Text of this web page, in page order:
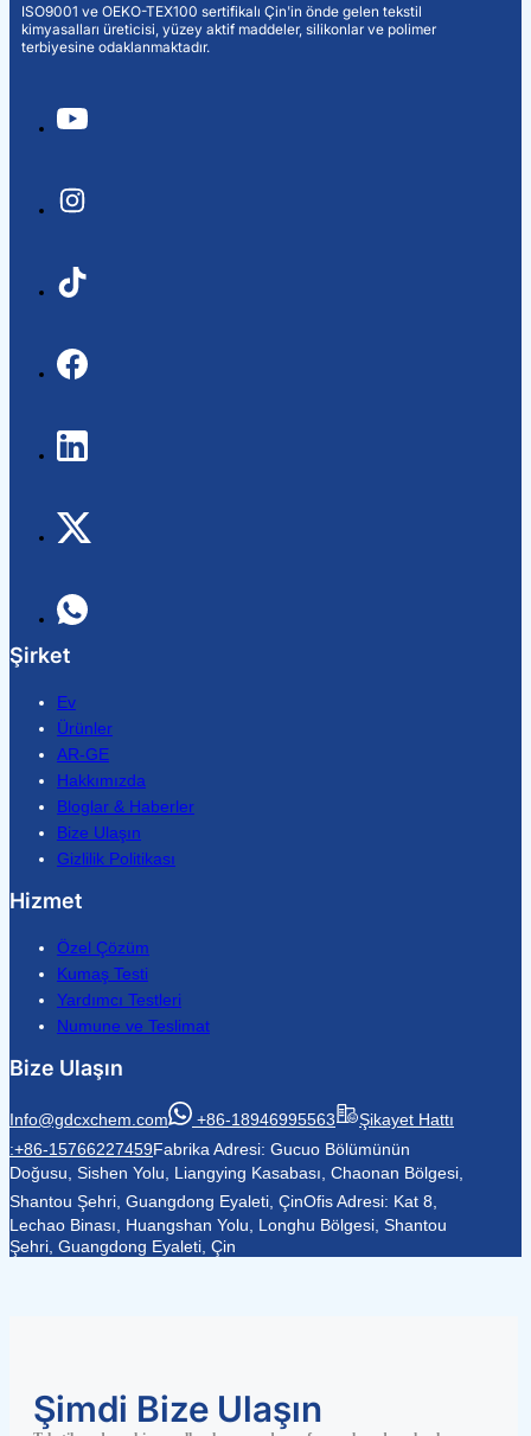
ISO9001 ve OEKO-TEX100 sertifikalı Çin'in önde gelen tekstil
kimyasalları üreticisi, yüzey aktif maddeler, silikonlar ve polimer
terbiyesine odaklanmaktadır.
Şirket
Ev
Ürünler
AR-GE
Hakkımızda
Bloglar & Haberler
Bize Ulaşın
Gizlilik Politikası
Hizmet
Özel Çözüm
Kumaş Testi
Yardımcı Testleri
Numune ve Teslimat
Bize Ulaşın
Info@gdcxchem.com +86-18946995563
Şikayet Hattı
:+86-15766227459Fabrika Adresi: Gucuo Bölümünün
Doğusu, Sishen Yolu, Liangying Kasabası, Chaonan Bölgesi,
Shantou Şehri, Guangdong Eyaleti, ÇinOfis Adresi: Kat 8,
Lechao Binası, Huangshan Yolu, Longhu Bölgesi, Shantou
Şehri, Guangdong Eyaleti, Çin
Şimdi Bize Ulaşın